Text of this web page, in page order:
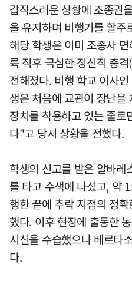
갑작스러운 상황에 조종권
을 유지하며 비행기를 활주
해당 학생은 이미 조종사
륙 직후 극심한 정신적 충
전해졌다. 비행 학교 이사
생은 처음에 교관이 장난을
장치를 착용하고 있는 줄로
다"고 당시 상황을 전했다.
학생의 신고를 받은 알바레
를 타고 수색에 나섰고, 약
행한 끝에 추락 지점의 정
했다. 이후 현장에 출동한
시신을 수습했으나 베르타
다.